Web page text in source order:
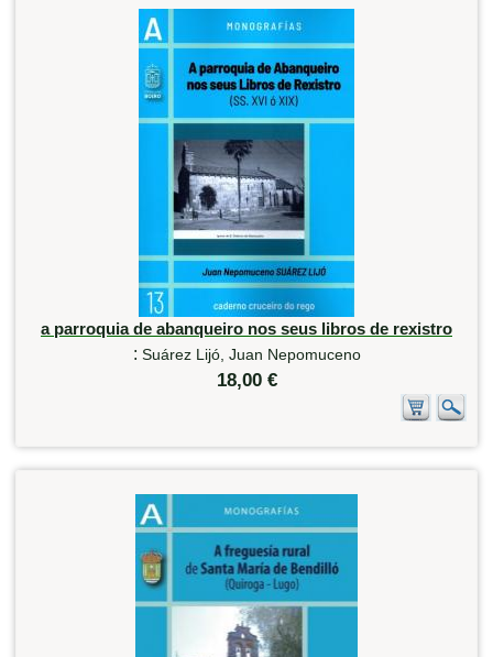
a parroquia de abanqueiro nos seus libros de rexistro
: Suárez Lijó, Juan Nepomuceno
18,00 €